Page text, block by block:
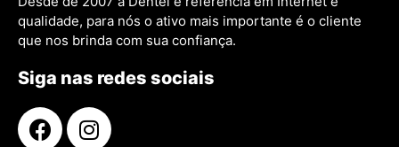
qualidade, para nós o ativo mais importante é o cliente
que nos brinda com sua confiança.
Siga nas redes sociais